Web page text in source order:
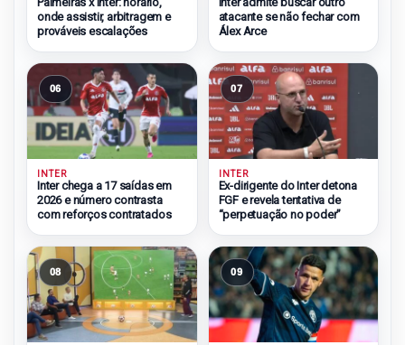
onde assistir, arbitragem e
prováveis escalações
atacante se não fechar com
Álex Arce
06
INTER
Inter chega a 17 saídas em
2026 e número contrasta
com reforços contratados
07
INTER
Ex-dirigente do Inter detona
FGF e revela tentativa de
“perpetuação no poder”
08 09